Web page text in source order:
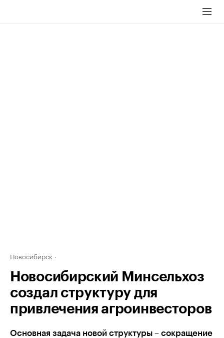
Новосибирск
Новосибирский Минсельхоз
создал структуру для
привлечения агроинвесторов
Основная задача новой структуры – сокращение